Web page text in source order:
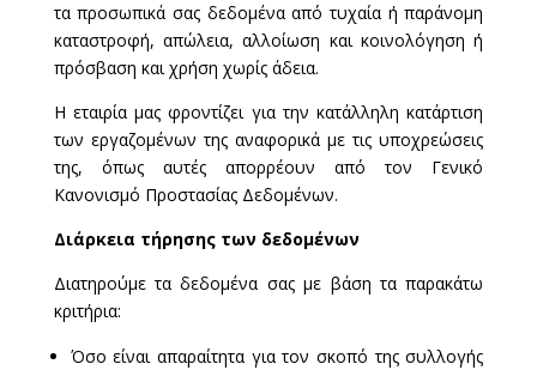
τα προσωπικά σας δεδομένα από τυχαία ή παράνομη
καταστροφή, απώλεια, αλλοίωση και κοινολόγηση ή
πρόσβαση και χρήση χωρίς άδεια.
Η εταιρία μας φροντίζει για την κατάλληλη κατάρτιση
των εργαζομένων της αναφορικά με τις υποχρεώσεις
της, όπως αυτές απορρέουν από τον Γενικό
Κανονισμό Προστασίας Δεδομένων.
Διάρκεια τήρησης των δεδομένων
Διατηρούμε τα δεδομένα σας με βάση τα παρακάτω
κριτήρια:
Όσο είναι απαραίτητα για τον σκοπό της συλλογής